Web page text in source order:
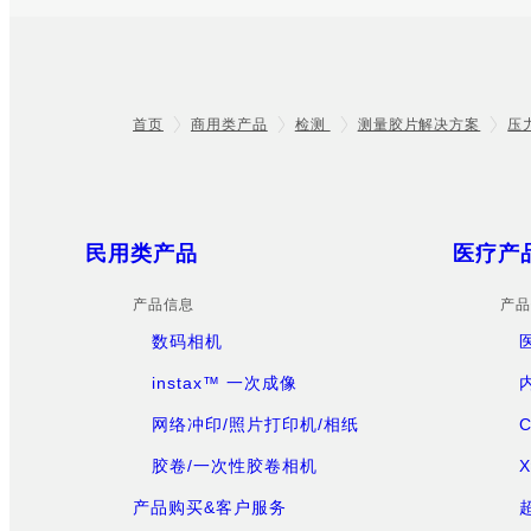
首页 商用类产品 检测 测量胶片解决方案 压
Sitemap
民用类产品
产品信息
数码相机
instax™ 一次成像
网络冲印/照片打印机/相纸
胶卷/一次性胶卷相机
产品购买&客户服务
医疗产
产